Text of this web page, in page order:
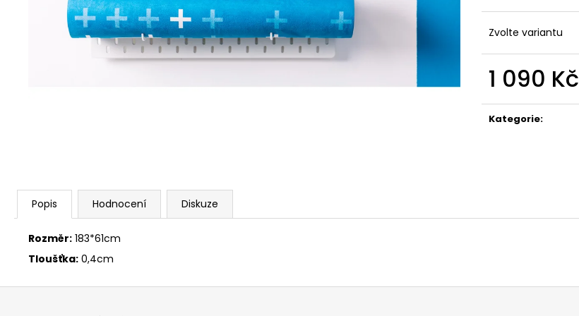
Zvolte variantu
1 090 Kč
cena:
Kategorie:
Popis Hodnocení Diskuze
Rozměr: 183*61cm
Tloušťka: 0,4cm
Z